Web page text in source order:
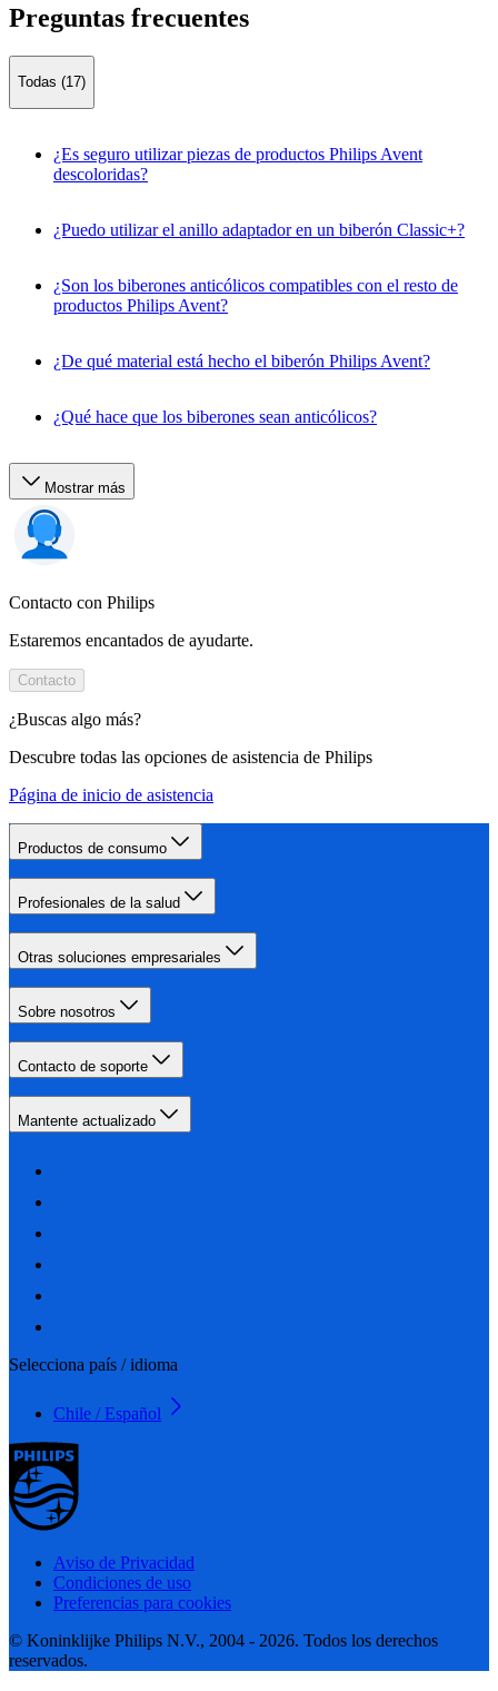
Preguntas frecuentes
Todas (17)
¿Es seguro utilizar piezas de productos Philips Avent
descoloridas?
¿Puedo utilizar el anillo adaptador en un biberón Classic+?
¿Son los biberones anticólicos compatibles con el resto de
productos Philips Avent?
¿De qué material está hecho el biberón Philips Avent?
¿Qué hace que los biberones sean anticólicos?
Mostrar más
Contacto con Philips
Estaremos encantados de ayudarte.
Contacto
¿Buscas algo más?
Descubre todas las opciones de asistencia de Philips
Página de inicio de asistencia
Productos de consumo
Profesionales de la salud
Otras soluciones empresariales
Sobre nosotros
Contacto de soporte
Mantente actualizado
Selecciona país / idioma
Chile / Español
Aviso de Privacidad
Condiciones de uso
Preferencias para cookies
© Koninklijke Philips N.V., 2004 - 2026. Todos los derechos
reservados.